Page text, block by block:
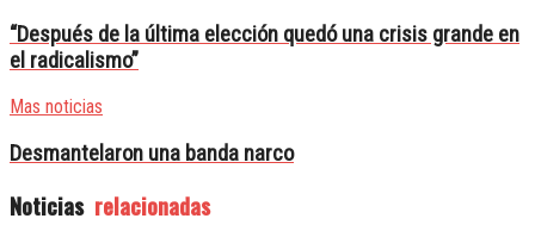
“Después de la última elección quedó una crisis grande en
el radicalismo”
Mas noticias
Desmantelaron una banda narco
Noticias relacionadas